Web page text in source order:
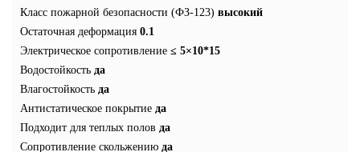
Класс пожарной безопасности (ФЗ-123) высокий
Остаточная деформация 0.1
Электрическое сопротивление ≤ 5×10*15
Водостойкость да
Влагостойкость да
Антистатическое покрытие да
Подходит для теплых полов да
Сопротивление скольжению да